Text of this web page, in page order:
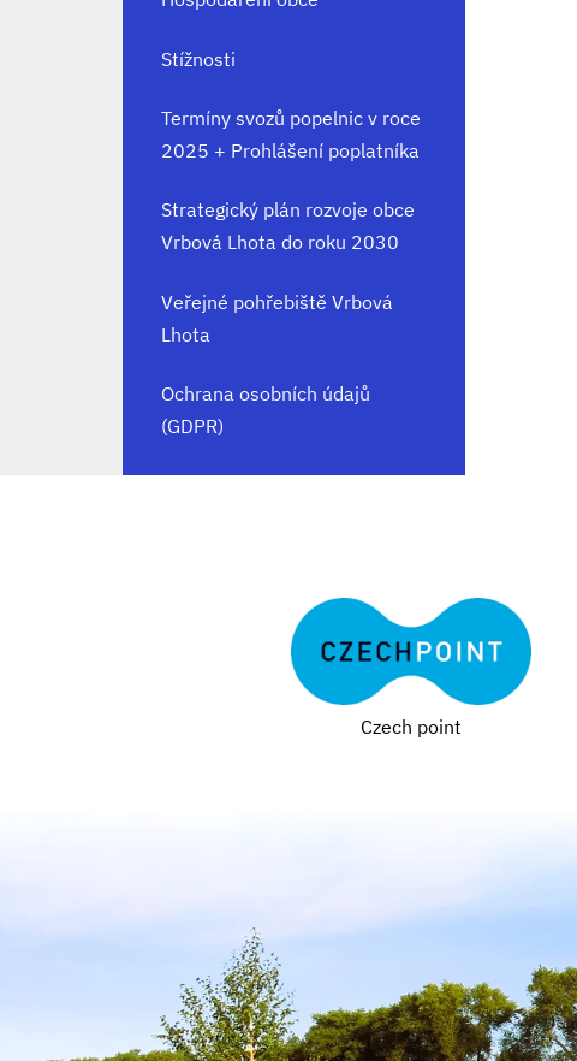
Stížnosti
Termíny svozů popelnic v roce
2025 + Prohlášení poplatníka
Strategický plán rozvoje obce
Vrbová Lhota do roku 2030
Veřejné pohřebiště Vrbová
Lhota
Ochrana osobních údajů
(GDPR)
Czech point